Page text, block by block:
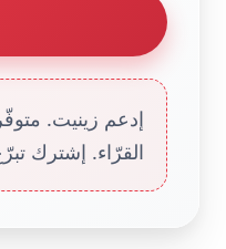
إدعم زينيت.
القرّاء. إشترك